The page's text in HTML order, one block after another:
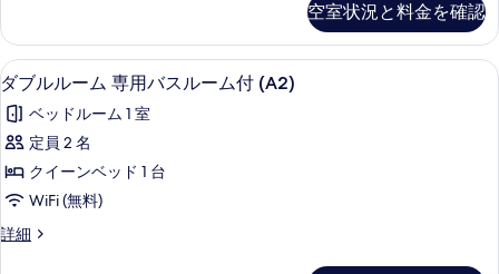
ッ
ド
(C)
の
す
べ
て
の
ッ
ド
(C)
の
詳
細
バ
ス
ル
ー
ム
付
(A1)
の
ー
ム
専
用
バ
ス
ー
ム
(A1)
空室状況と料金を確認
ダ
ブ
ル
ル
ー
専
5
ダブルルーム 専用バスルーム付 (A2)
ベッドルーム 1 室
定員 2 名
クイーンベッド 1 台
WiFi (無料)
詳細
ダ